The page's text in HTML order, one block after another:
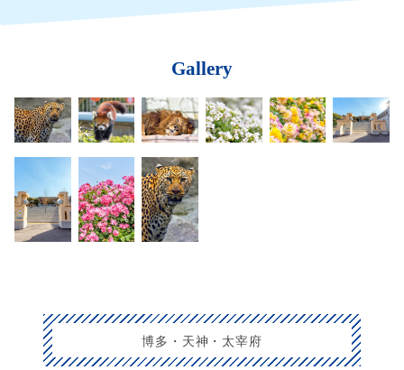
Gallery
博多・天神・太宰府